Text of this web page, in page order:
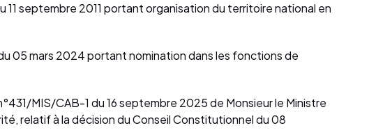
11 septembre 2011 portant organisation du territoire national en
05 mars 2024 portant nomination dans les fonctions de
MIS/CAB-1 du 16 septembre 2025 de Monsieur le Ministre
relatif à la décision du Conseil Constitutionnel du 08